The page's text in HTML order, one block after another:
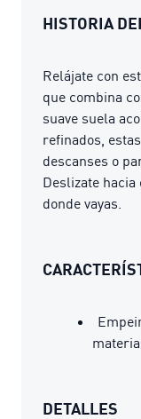
HISTORIA
Relájate con
que combina
suave suela
refinados,
descanses o
Deslizate hacia
donde vayas.
DETALLES